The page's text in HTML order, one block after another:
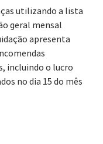
utilizando a lista
geral mensal
apresenta
incluindo o lucro
no dia 15 do mês